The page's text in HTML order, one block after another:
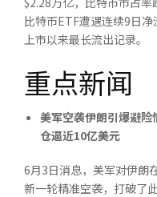
比特币ETF遭遇连续9日
上市以来最长流出记录。
重点新闻
美军空袭伊朗引爆避险
仓逼近10亿美元
6月3日消息，美军对伊朗
新一轮精准空袭，打破了